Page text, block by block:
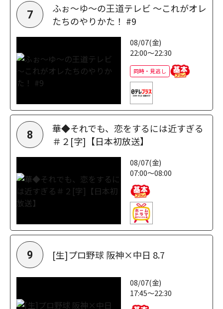
7
ふぉ～ゆ～の王道テレビ ～これがオレ
たちのやりかた！ #9
08/07(金)
22:00～22:30
同時・見逃し
8
華◆それでも、恋をするには近すぎる
＃２[字]【日本初放送】
08/07(金)
07:00～08:00
9 [生]プロ野球 阪神×中日 8.7
08/07(金)
17:45～22:30